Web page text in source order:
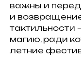
важны и
и
тактильности
магию, ради
летние